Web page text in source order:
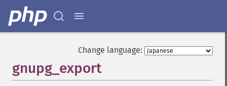
Change language:
gnupg_export